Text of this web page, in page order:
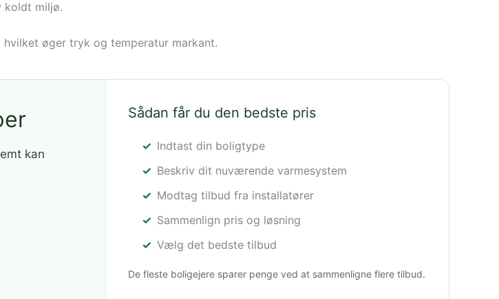
koldt miljø.
øger tryk og temperatur markant.
kan
Sådan får du den bedste pris
Indtast din boligtype
Beskriv dit nuværende varmesystem
Modtag tilbud fra installatører
Sammenlign pris og løsning
Vælg det bedste tilbud
De fleste boligejere sparer penge ved at sammenligne flere tilbud.